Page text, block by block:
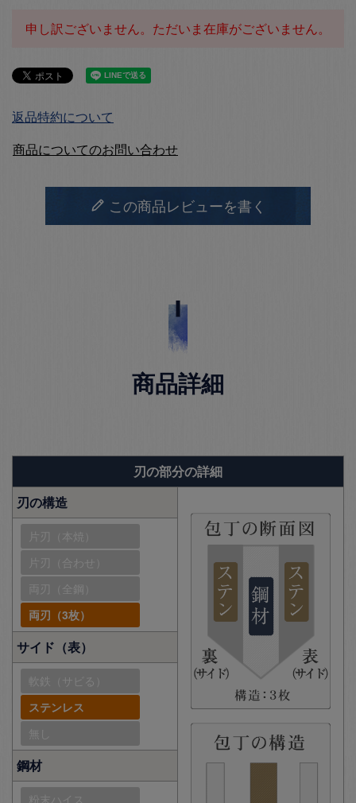
申し訳ございません。ただいま在庫がございません。
返品特約について
商品についてのお問い合わせ
この商品レビューを書く
商品詳細
刃の部分の詳細
刃の構造
片刃（本焼）
片刃（合わせ）
両刃（全鋼）
両刃（3枚）
サイド（表）
軟鉄（サビる）
ステンレス
無し
鋼材
粉末ハイス